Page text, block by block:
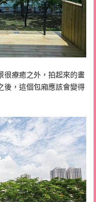
很療癒之外，拍起來的畫
後，這個包廂應該會變得